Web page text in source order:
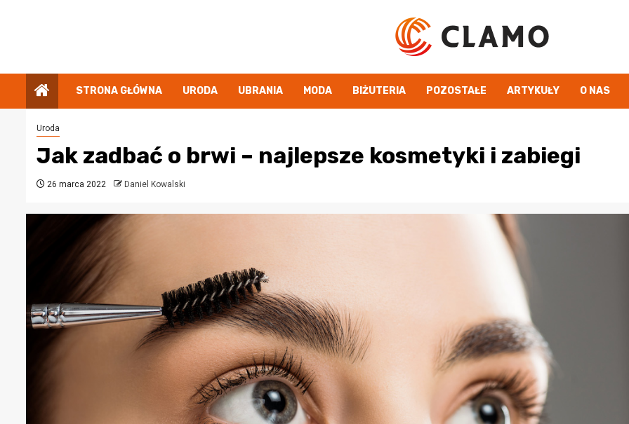
STRONA GŁÓWNA URODA UBRANIA MODA BIŻUTERIA POZOSTAŁE ARTYKUŁY O NAS
Uroda
Jak zadbać o brwi – najlepsze kosmetyki i zabiegi
26 marca 2022 Daniel Kowalski